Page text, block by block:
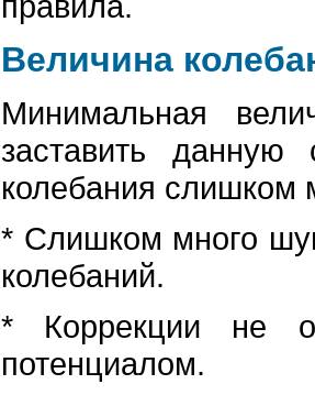
Величина
Минимальная
заставить данную
колебания слишком
* Слишком много
колебаний.
* Коppекции не
потенциалом.